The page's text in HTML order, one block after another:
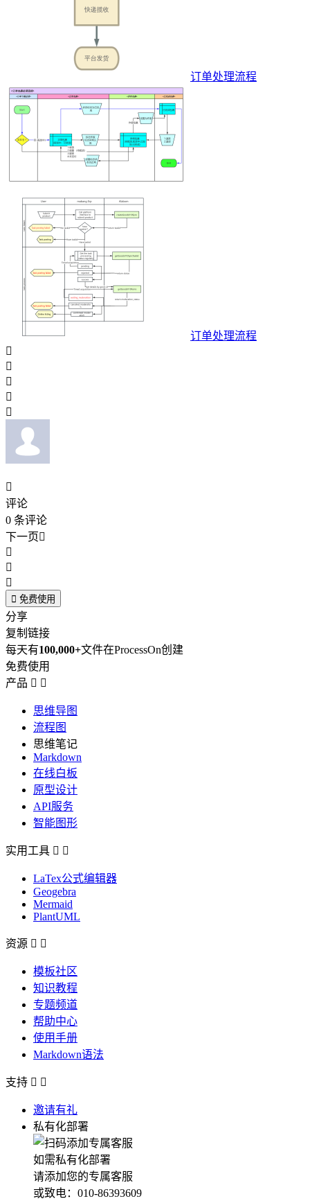
订单处理流程
订单处理流程






评论
0 条评论
下一页



 免费使用
分享
复制链接
每天有100,000+文件在ProcessOn创建
免费使用
产品  
思维导图
流程图
思维笔记
Markdown
在线白板
原型设计
API服务
智能图形
实用工具  
LaTex公式编辑器
Geogebra
Mermaid
PlantUML
资源  
模板社区
知识教程
专题频道
帮助中心
使用手册
Markdown语法
支持  
邀请有礼
私有化部署
如需私有化部署
请添加您的专属客服
或致电：010-86393609